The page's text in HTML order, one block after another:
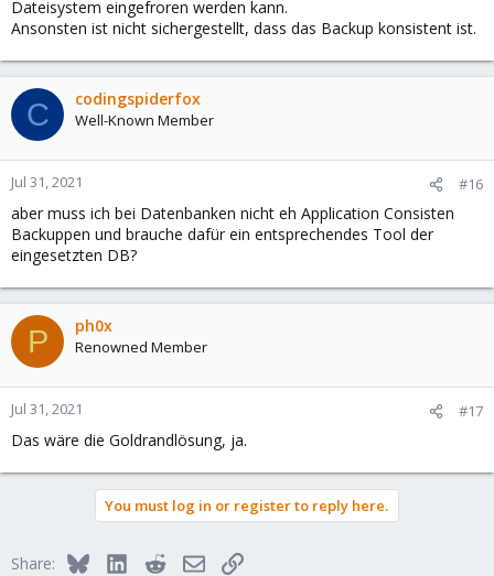
Dateisystem eingefroren werden kann.
Ansonsten ist nicht sichergestellt, dass das Backup konsistent ist.
C codingspiderfox
Well-Known Member
Jul 31, 2021 #16
aber muss ich bei Datenbanken nicht eh Application Consisten
Backuppen und brauche dafür ein entsprechendes Tool der
eingesetzten DB?
P ph0x
Renowned Member
Jul 31, 2021 #17
Das wäre die Goldrandlösung, ja.
You must log in or register to reply here.
Share: BlueskyLinkedInRedditEmailLink